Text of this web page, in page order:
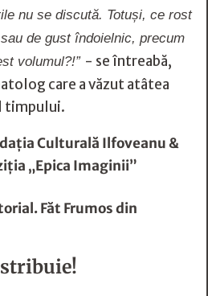
nu se discută. Totuși, ce rost
de gust îndoielnic, precum
volumul?!” - se întreabă,
care a văzut atâtea
timpului.
Culturală Ilfoveanu &
„Epica Imaginii”
Făt Frumos din